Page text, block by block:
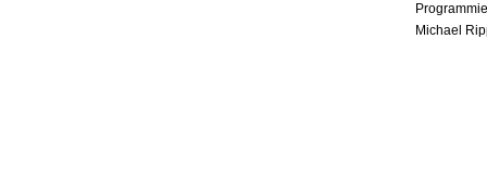
Michael